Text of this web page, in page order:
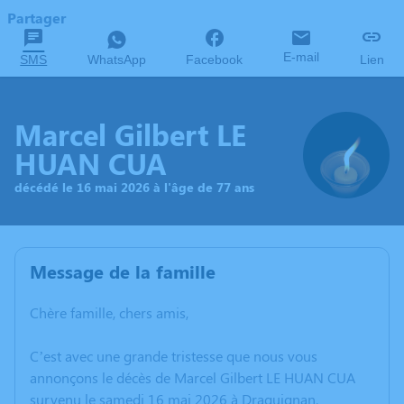
Partager
SMS WhatsApp Facebook E-mail Lien
Marcel Gilbert LE
HUAN CUA
décédé le 16 mai 2026 à l'âge de 77 ans
Message de la famille
Chère famille, chers amis,
C’est avec une grande tristesse que nous vous
annonçons le décès de Marcel Gilbert LE HUAN CUA
survenu le samedi 16 mai 2026 à Draguignan.